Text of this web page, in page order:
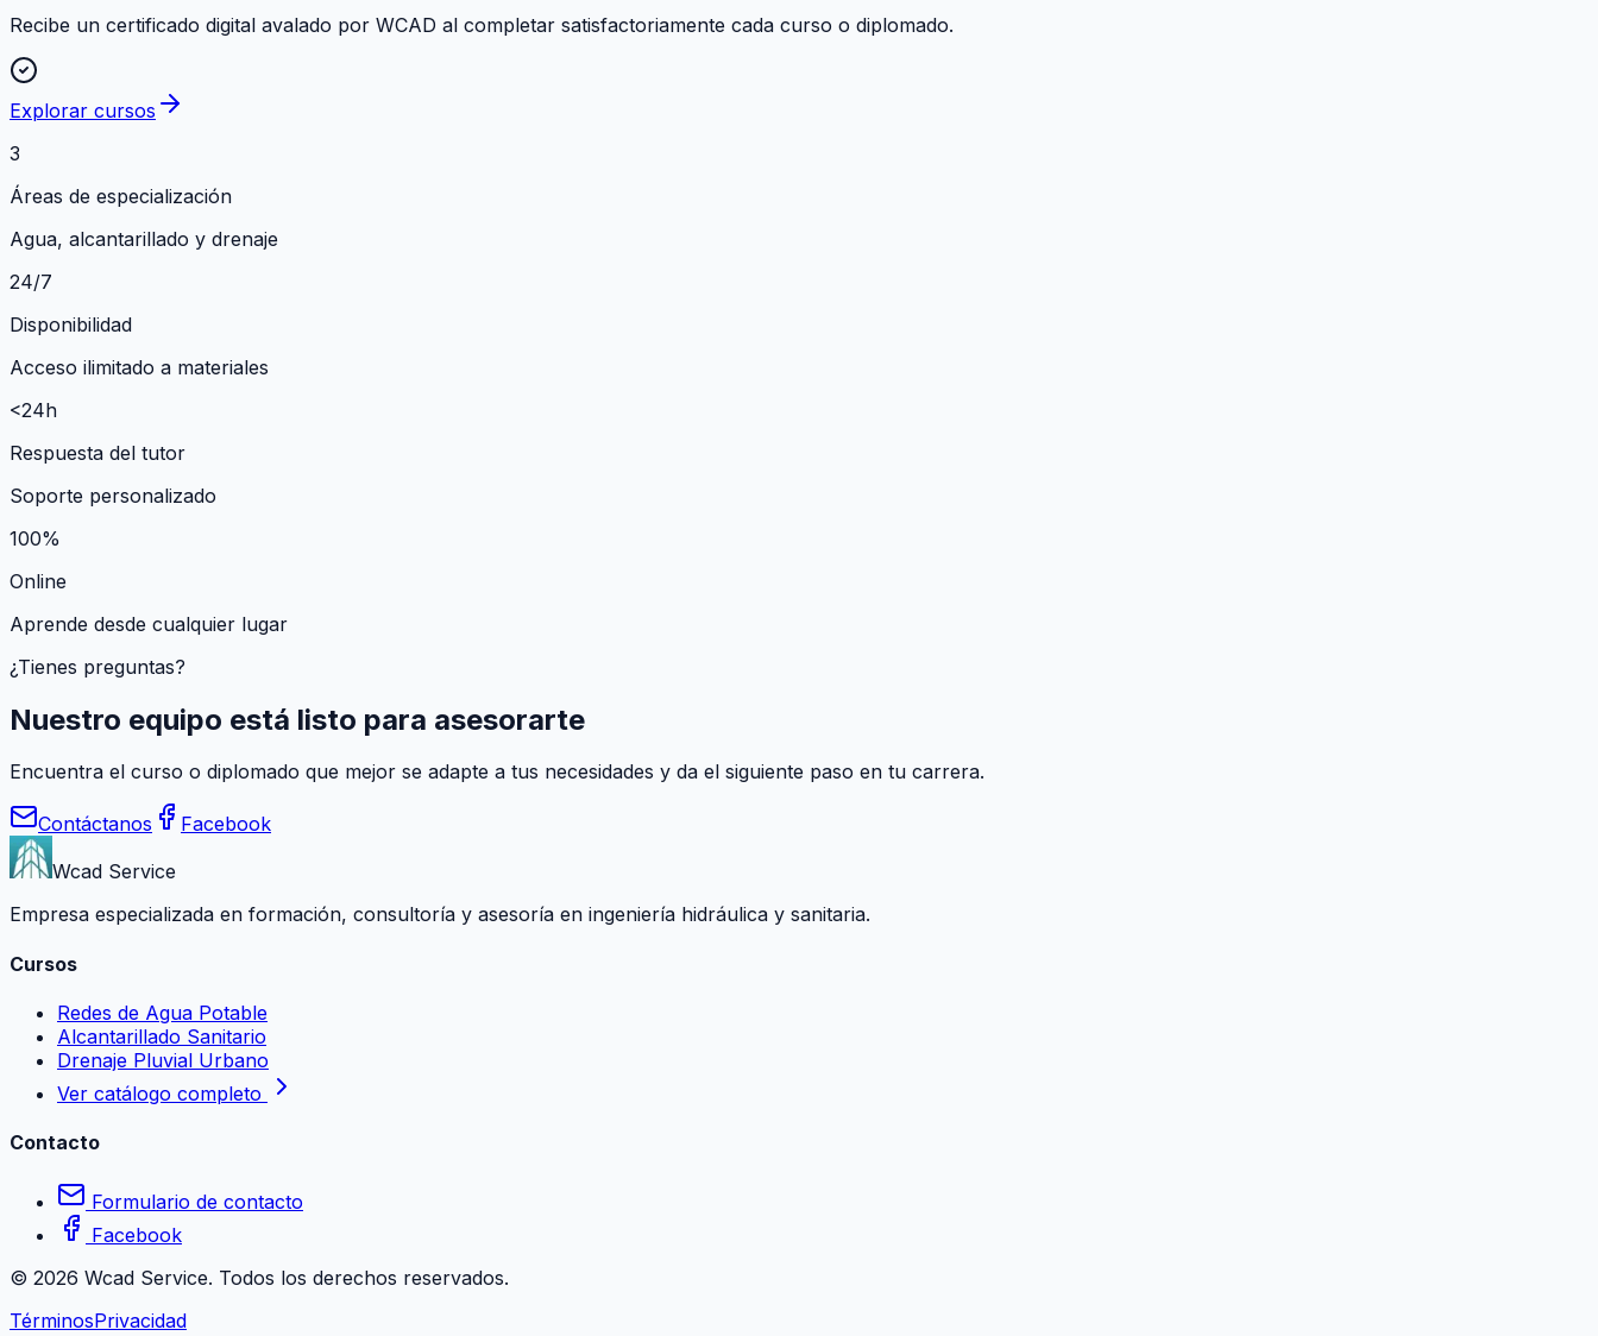
Recibe un certificado digital avalado por WCAD al completar satisfactoriamente cada curso o diplomado.
Explorar cursos
3
Áreas de especialización
Agua, alcantarillado y drenaje
24/7
Disponibilidad
Acceso ilimitado a materiales
<24h
Respuesta del tutor
Soporte personalizado
100%
Online
Aprende desde cualquier lugar
¿Tienes preguntas?
Nuestro equipo está listo para asesorarte
Encuentra el curso o diplomado que mejor se adapte a tus necesidades y da el siguiente paso en tu carrera.
Contáctanos
Facebook
Wcad Service
Empresa especializada en formación, consultoría y asesoría en ingeniería hidráulica y sanitaria.
Cursos
Redes de Agua Potable
Alcantarillado Sanitario
Drenaje Pluvial Urbano
Ver catálogo completo
Contacto
Formulario de contacto
Facebook
© 2026 Wcad Service. Todos los derechos reservados.
TérminosPrivacidad